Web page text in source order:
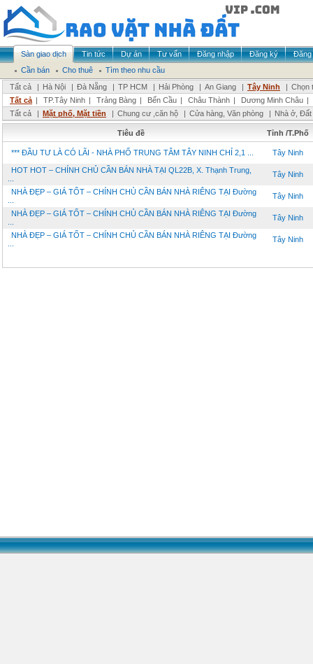
Sàn giao dịch Tin tức Dự án Tư vấn Đăng nhập Đăng ký
Đăng
Cần bán
Cho thuê
Tìm theo nhu cầu
Tất cả
| Hà Nội | Đà Nẵng | TP HCM | Hải Phòng | An Giang | Tây Ninh | Chọn
Tất cả | TP.Tây Ninh | Trảng Bàng | Bến Cầu | Châu Thành | Dương Minh Châu |
Tất cả
| Mặt phố, Mặt tiền | Chung cư ,căn hộ | Cửa hàng, Văn phòng | Nhà ở,
Tiêu đề Tỉnh /T.Phố
*** ĐẦU TƯ LÀ CÓ LÃI - NHÀ PHỐ TRUNG TÂM TÂY NINH CHỈ 2,1 ... Tây Ninh
HOT HOT – CHÍNH CHỦ CẦN BÁN NHÀ TẠI QL22B, X. Thạnh Trung,
Tây Ninh
NHÀ ĐẸP – GIÁ TỐT – CHÍNH CHỦ CẦN BÁN NHÀ RIÊNG TẠI Đường
Tây Ninh
NHÀ ĐẸP – GIÁ TỐT – CHÍNH CHỦ CẦN BÁN NHÀ RIÊNG TẠI Đường
Tây Ninh
NHÀ ĐẸP – GIÁ TỐT – CHÍNH CHỦ CẦN BÁN NHÀ RIÊNG TẠI Đường
Tây Ninh